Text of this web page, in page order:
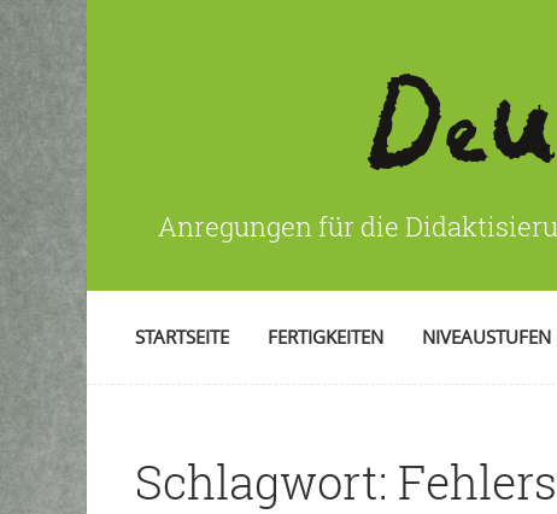
Anregungen für die
STARTSEITE FERTIGKEITEN NIVEAUSTUFEN
Schlagwort: